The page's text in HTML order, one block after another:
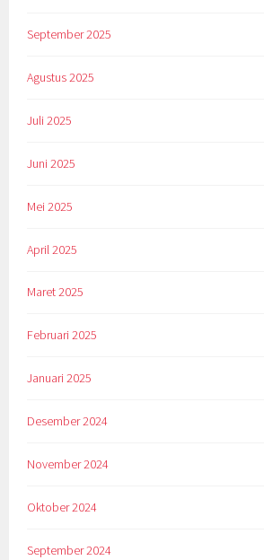
September 2025
Agustus 2025
Juli 2025
Juni 2025
Mei 2025
April 2025
Maret 2025
Februari 2025
Januari 2025
Desember 2024
November 2024
Oktober 2024
September 2024